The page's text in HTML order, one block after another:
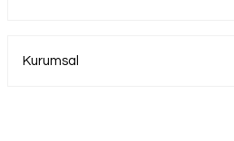
Kurumsal